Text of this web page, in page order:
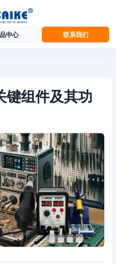
中心 联系我们
键组件及其功